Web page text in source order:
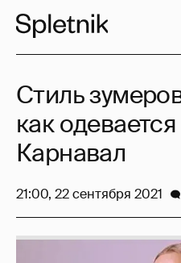
Стиль
как
Карнавал
21:00, 22 сентября 2021